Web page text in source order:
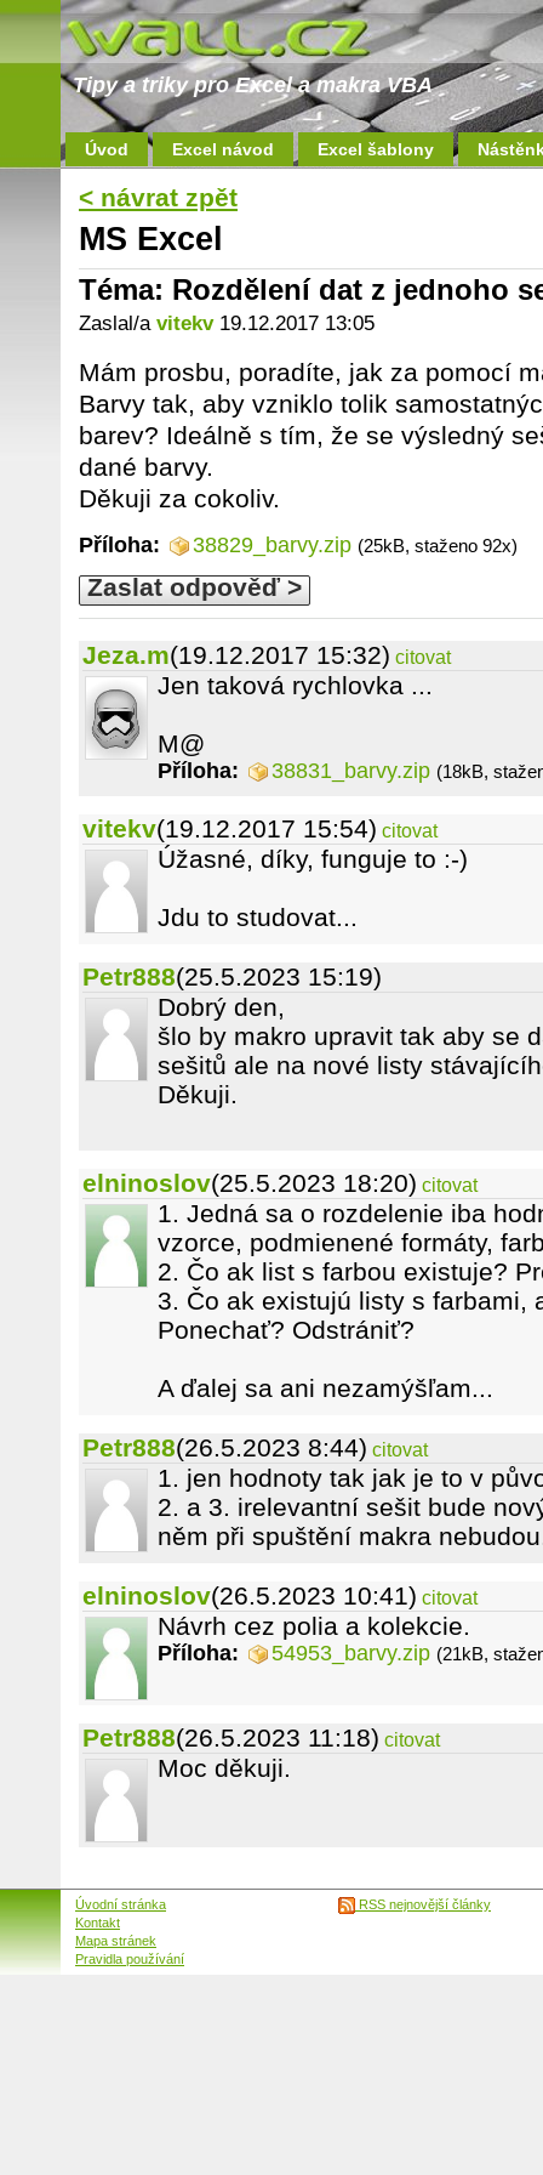
Tipy a triky pro Excel a makra VBA
Úvod Excel návod Excel šablony
< návrat zpět
MS Excel
Téma: Rozdělení dat z jednoho
Zaslal/a vitekv19.12.2017 13:05
Mám prosbu, poradíte, jak za pomocí
Barvy tak, aby vzniklo tolik
barev? Ideálně s tím, že se výsledný
dané barvy.
Děkuji za cokoliv.
Příloha: 38829_barvy.zip (25kB, staženo 92x)
Zaslat odpověď >
Jeza.m(19.12.2017 15:32) citovat
Jen taková rychlovka ...
M@
Příloha: 38831_barvy.zip (18kB,
vitekv(19.12.2017 15:54) citovat
Úžasné, díky, funguje to :-)
Jdu to studovat...
Petr888(25.5.2023 15:19)
Dobrý den,
šlo by makro upravit tak aby se
sešitů ale na nové listy
Děkuji.
elninoslov(25.5.2023 18:20) citovat
1. Jedná sa o rozdelenie iba
vzorce, podmienené formáty,
2. Čo ak list s farbou existuje?
3. Čo ak existujú listy s farbami,
Ponechať? Odstrániť?
A ďalej sa ani nezamýšľam...
Petr888(26.5.2023 8:44) citovat
1. jen hodnoty tak jak je to v
2. a 3. irelevantní sešit bude
něm při spuštění makra
elninoslov(26.5.2023 10:41) citovat
Návrh cez polia a kolekcie.
Příloha: 54953_barvy.zip (21kB,
Petr888(26.5.2023 11:18) citovat
Moc děkuji.
Úvodní stránka
Kontakt
Mapa stránek
Pravidla používání
RSS nejnovější články